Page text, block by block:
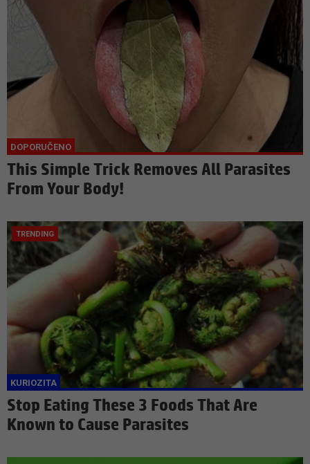
This Simple Trick Removes All Parasites
From Your Body!
Stop Eating These 3 Foods That Are
Known to Cause Parasites